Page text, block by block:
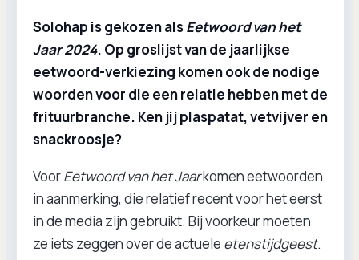
Solohap is gekozen alsEetwoord van het
Jaar 2024. Op groslijst van de jaarlijkse
eetwoord-verkiezing komen ook de nodige
woorden voor die een relatie hebben met de
frituurbranche. Ken jij plaspatat, vetvijver en
snackroosje?
VoorEetwoord van het Jaarkomen eetwoorden
in aanmerking, die relatief recent voor het eerst
in de media zijn gebruikt. Bij voorkeur moeten
ze iets zeggen over de actuele etenstijdgeest.